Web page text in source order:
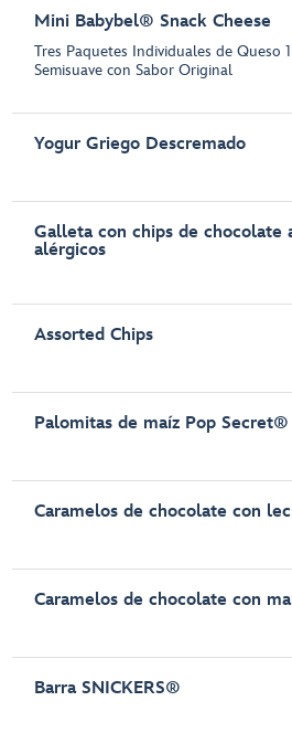
Mini Babybel® Snack Cheese
Tres Paquetes Individuales de Queso
Semisuave con Sabor Original
Yogur Griego Descremado
Galleta con chips de chocolate
alérgicos
Assorted Chips
Palomitas de maíz Pop Secret®
Caramelos de chocolate con
Caramelos de chocolate con
Barra SNICKERS®